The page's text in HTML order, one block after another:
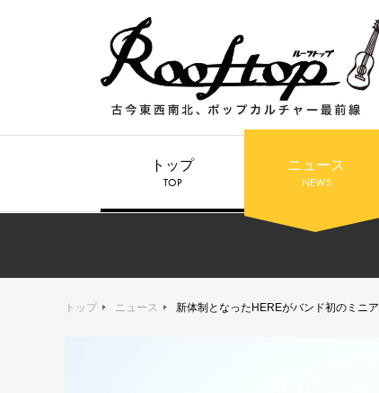
トップ
TOP
ニュース
NEWS
トップ ニュース 新体制となったHEREがバンド初のミニ